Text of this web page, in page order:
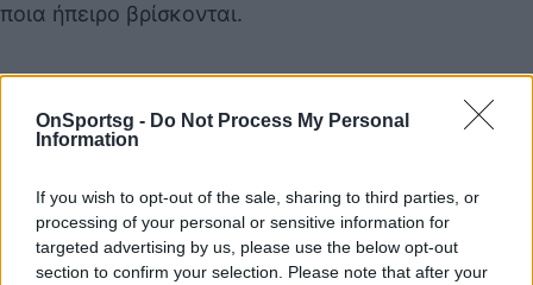
OnSportsg - Do Not Process My Personal
Information
If you wish to opt-out of the sale, sharing to third parties, or
processing of your personal or sensitive information for
targeted advertising by us, please use the below opt-out
section to confirm your selection. Please note that after your
ποια ήπειρο βρίσκονται.
Σημασία έχει ότι είστε πάλι μαζί, με μπίρες στο
τραπέζι, πίτσες που τελειώνουν πριν το ημίχρονο,